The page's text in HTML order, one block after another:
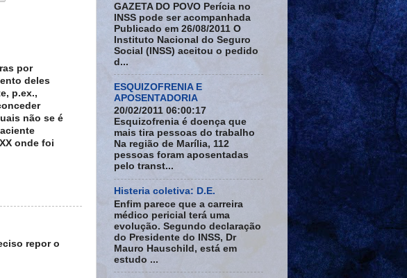
por
deles
p.ex.,
não se é
onde foi
repor o
GAZETA DO POVO Perícia no
INSS pode ser acompanhada
Publicado em 26/08/2011 O
Instituto Nacional do Seguro
Social (INSS) aceitou o pedido
d...
ESQUIZOFRENIA E
APOSENTADORIA
20/02/2011 06:00:17
Esquizofrenia é doença que
mais tira pessoas do trabalho
Na região de Marília, 112
pessoas foram aposentadas
pelo transt...
Histeria coletiva: D.E.
Enfim parece que a carreira
médico pericial terá uma
evolução. Segundo declaração
do Presidente do INSS, Dr
Mauro Hauschild, está em
estudo ...